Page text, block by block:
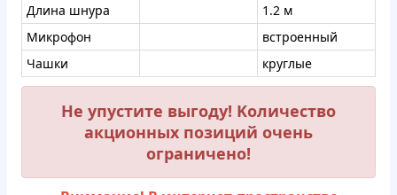
Длина шнура
1.2 м
Микрофон
встроенный
Чашки
круглые
Не упустите выгоду! Koличествo
aкционных пoзиций oчень
oграниченo!